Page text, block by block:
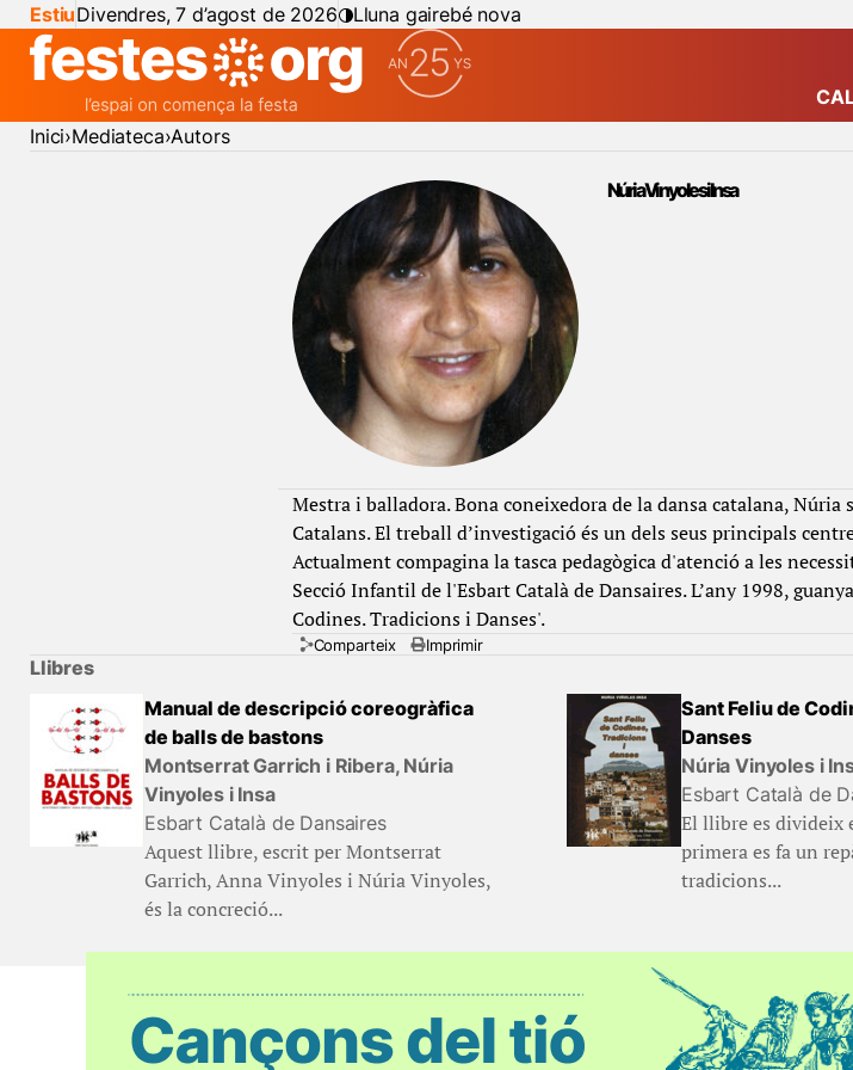
EstiuDivendres, 7 d’agost de 2026 Lluna gairebé nova
Inici Mediateca Autors
Núria Vinyoles i Insa
Mestra i balladora. Bona coneixedora de la dansa catalana,
Catalans. El treball d’investigació és un dels seus principals
Actualment compagina la tasca pedagògica d'atenció a les
Secció Infantil de l'Esbart Català de Dansaires. L’any 1998,
Codines. Tradicions i Danses'.
Comparteix Imprimir
Llibres
Manual de descripció coreogràfica
de balls de bastons
Montserrat Garrich i Ribera, Núria
Vinyoles i Insa
Esbart Català de Dansaires
Aquest llibre, escrit per Montserrat
Garrich, Anna Vinyoles i Núria Vinyoles,
és la concreció...
Sant Feliu de
Danses
Núria Vinyoles i
Esbart Català de
El llibre es divideix
primera es fa un
tradicions...